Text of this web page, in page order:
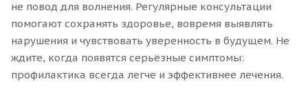
не повод для волнения. Регулярные консультации
помогают сохранять здоровье, вовремя выявлять
нарушения и чувствовать уверенность в будущем. Не
ждите, когда появятся серьёзные симптомы:
профилактика всегда легче и эффективнее лечения.